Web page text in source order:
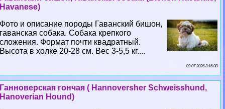
Havanese)
Фото и описание породы Гаванский бишон,
гаванская собака. Собака крепкого
сложения. Формат почти квадратный.
Высота в холке 20-28 см. Вес 3-5,5 кг....
09 07 2026 3:16:30
Ганноверская гончая ( Hannoversher Schweisshund,
Hanoverian Hound)